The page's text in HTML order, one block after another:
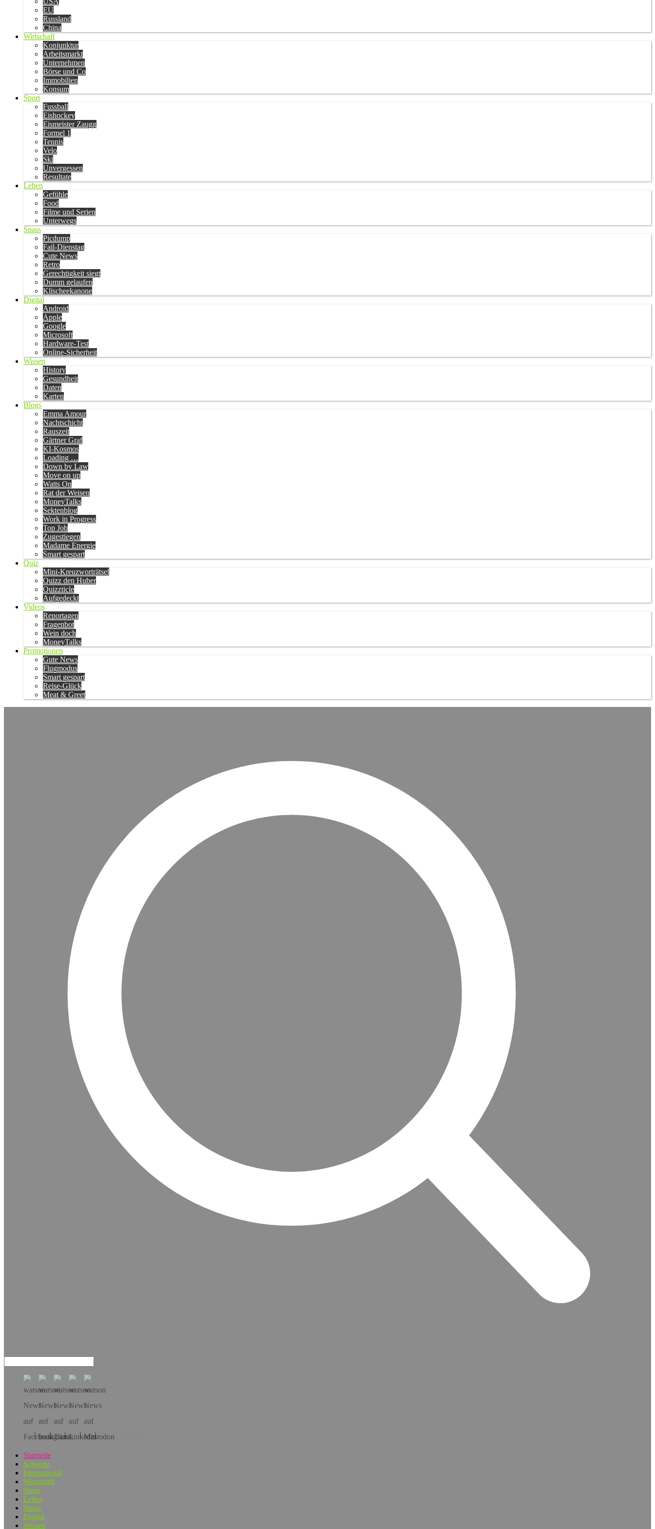
EU
Russland
China
Wirtschaft
Konjunktur
Arbeitsmarkt
Unternehmen
Börse und Co
Immobilien
Konsum
Sport
Fussball
Eishockey
Eismeister Zaugg
Formel 1
Tennis
Velo
Ski
Unvergessen
Resultate
Leben
Gefühle
Food
Filme und Serien
Unterwegs
Spass
Picdump
Fail-Dienstag
Cute News
Retro
Gerechtigkeit siegt
Dumm gelaufen
Klischeekanone
Digital
Android
Apple
Google
Microsoft
Hardware-Test
Online-Sicherheit
Wissen
History
Gesundheit
Daten
Karten
Blogs
Emma Amour
Nachtschicht
Rauszeit
Gärtner Graf
KI-Kosmos
Loading …
Down by Law
Move on up
Watts On
Rat der Weisen
MoneyTalks
Sektenblog
Work in Progress
Top Job
Zugestiegen
Madame Energie
Smart gespart
Quiz
Mini-Kreuzworträtsel
Quizz den Huber
Quizzticle
Aufgedeckt
Videos
Reportagen
Fragenbot
Wein doch
MoneyTalks
Promotionen
Gute News
Flugmodus
Smart gespart
Reise-Glück
Meat & Greet
Hol dir die App!
Startseite
Schweiz
International
Wirtschaft
Sport
Leben
Spass
Digital
Wissen